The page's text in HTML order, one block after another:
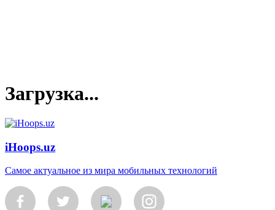
Загрузка...
iHoops.uz
Самое актуальное из мира мобильных технологий